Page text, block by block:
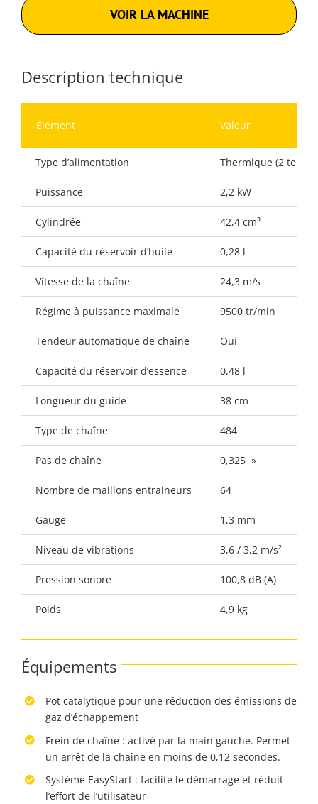
VOIR LA MACHINE
Description technique
Élément Valeur
Type d’alimentation Thermique (2
Puissance 2,2 kW
Cylindrée 42,4 cm³
Capacité du réservoir d’huile 0,28 l
Vitesse de la chaîne 24,3 m/s
Régime à puissance maximale 9500 tr/min
Tendeur automatique de chaîne Oui
Capacité du réservoir d’essence 0,48 l
Longueur du guide 38 cm
Type de chaîne 484
Pas de chaîne 0,325 »
Nombre de maillons entraineurs 64
Gauge 1,3 mm
Niveau de vibrations 3,6 / 3,2 m/s²
Pression sonore 100,8 dB (A)
Poids 4,9 kg
Équipements
Pot catalytique pour une réduction des émissions de
gaz d’échappement
Frein de chaîne : activé par la main gauche. Permet
un arrêt de la chaîne en moins de 0,12 secondes.
Système EasyStart : facilite le démarrage et réduit
l’effort de l’utilisateur